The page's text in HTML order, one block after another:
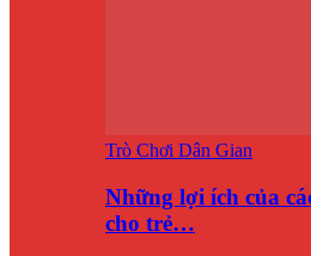
Trò Chơi Dân Gian
Những lợi ích của
cho trẻ…